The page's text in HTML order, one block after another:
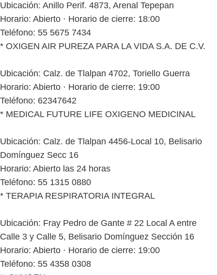
Ubicación: Anillo Perif. 4873, Arenal Tepepan
Horario: Abierto ⋅ Horario de cierre: 18:00
Teléfono: 55 5675 7434
* OXIGEN AIR PUREZA PARA LA VIDA S.A. DE C.V.
Ubicación: Calz. de Tlalpan 4702, Toriello Guerra
Horario: Abierto ⋅ Horario de cierre: 19:00
Teléfono: 62347642
* MEDICAL FUTURE LIFE OXIGENO MEDICINAL
Ubicación: Calz. de Tlalpan 4456-Local 10, Belisario
Domínguez Secc 16
Horario: Abierto las 24 horas
Teléfono: 55 1315 0880
* TERAPIA RESPIRATORIA INTEGRAL
Ubicación: Fray Pedro de Gante # 22 Local A entre
Calle 3 y Calle 5, Belisario Domínguez Sección 16
Horario: Abierto ⋅ Horario de cierre: 19:00
Teléfono: 55 4358 0308